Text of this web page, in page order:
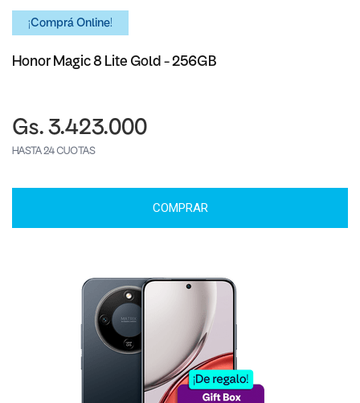
¡Comprá Online!
Honor Magic 8 Lite Gold - 256GB
Gs. 3.423.000
HASTA 24 CUOTAS
COMPRAR